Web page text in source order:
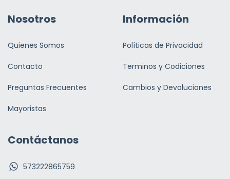
Nosotros
Quienes Somos
Contacto
Preguntas Frecuentes
Mayoristas
Información
Políticas de Privacidad
Terminos y Codiciones
Cambios y Devoluciones
Contáctanos
573222865759